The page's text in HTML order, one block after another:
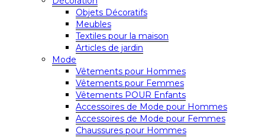
Objets Décoratifs
Meubles
Textiles pour la maison
Articles de jardin
Mode
Vêtements pour Hommes
Vêtements pour Femmes
Vêtements POUR Enfants
Accessoires de Mode pour Hommes
Accessoires de Mode pour Femmes
Chaussures pour Hommes